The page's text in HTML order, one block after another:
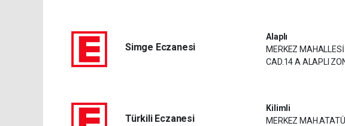
Simge Eczanesi
Alaplı
MERKEZ
CAD.14 A ALAPLI
Türkili Eczanesi
Kilimli
MERKEZ